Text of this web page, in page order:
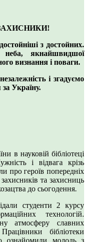
з достойних.
якнайшвидшої
визнання і поваги.
і згадуємо
Україну.
в науковій бібліотеці
і відвага крізь
про героїв попередніх
та захисниць
до сьогодення.
студенти 2 курсу
технологій.
атмосферу славних
бібліотеки